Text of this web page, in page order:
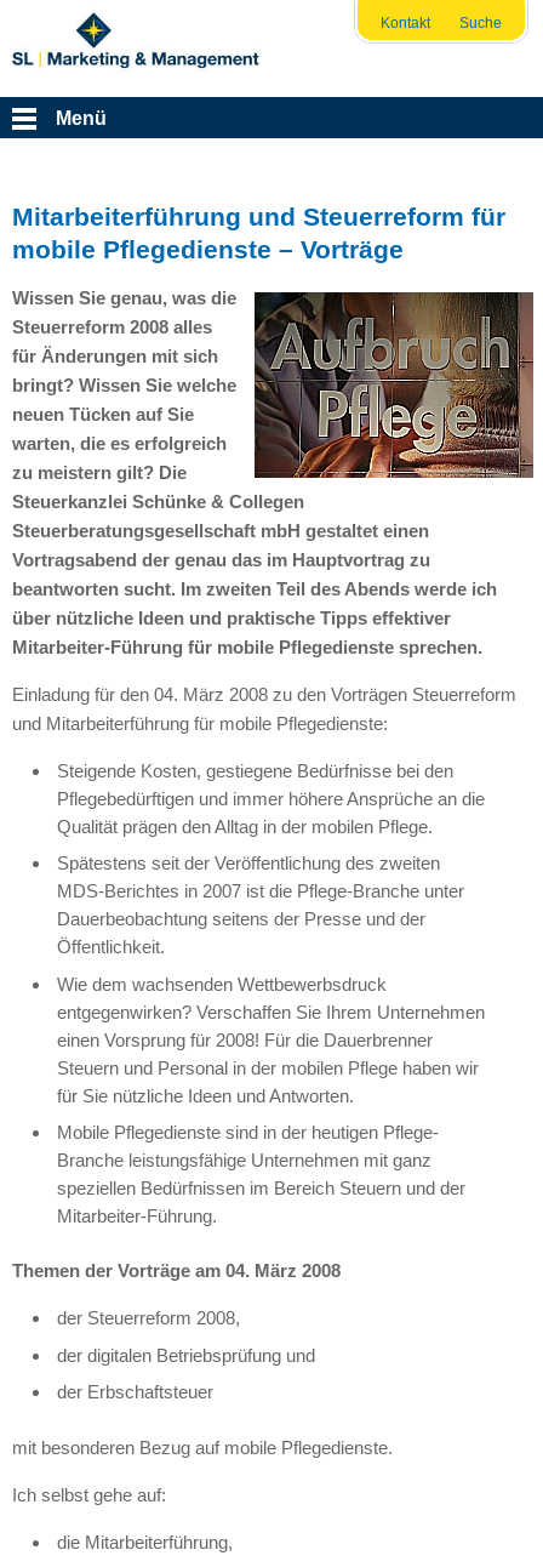
Kontakt Suche
Menü
Mitarbeiterführung und Steuerreform für
mobile Pflegedienste – Vorträge
Wissen Sie genau, was die
Steuerreform 2008 alles
für Änderungen mit sich
bringt? Wissen Sie welche
neuen Tücken auf Sie
warten, die es erfolgreich
zu meistern gilt? Die
Steuerkanzlei Schünke & Collegen
Steuerberatungsgesellschaft mbH gestaltet einen
Vortragsabend der genau das im Hauptvortrag zu
beantworten sucht. Im zweiten Teil des Abends werde ich
über nützliche Ideen und praktische Tipps effektiver
Mitarbeiter-Führung für mobile Pflegedienste sprechen.
Einladung für den 04. März 2008 zu den Vorträgen Steuerreform
und Mitarbeiterführung für mobile Pflegedienste:
Steigende Kosten, gestiegene Bedürfnisse bei den
Pflegebedürftigen und immer höhere Ansprüche an die
Qualität prägen den Alltag in der mobilen Pflege.
Spätestens seit der Veröffentlichung des zweiten
MDS-Berichtes in 2007 ist die Pflege-Branche unter
Dauerbeobachtung seitens der Presse und der
Öffentlichkeit.
Wie dem wachsenden Wettbewerbsdruck
entgegenwirken? Verschaffen Sie Ihrem Unternehmen
einen Vorsprung für 2008! Für die Dauerbrenner
Steuern und Personal in der mobilen Pflege haben wir
für Sie nützliche Ideen und Antworten.
Mobile Pflegedienste sind in der heutigen Pflege-
Branche leistungsfähige Unternehmen mit ganz
speziellen Bedürfnissen im Bereich Steuern und der
Mitarbeiter-Führung.
Themen der Vorträge am 04. März 2008
der Steuerreform 2008,
der digitalen Betriebsprüfung und
der Erbschaftsteuer
mit besonderen Bezug auf mobile Pflegedienste.
Ich selbst gehe auf:
die Mitarbeiterführung,